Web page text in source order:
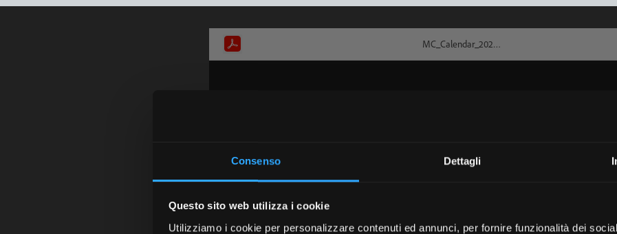
Consenso Dettagli
Questo sito web utilizza i cookie
Utilizziamo i cookie per personalizzare contenuti ed annunci, per fornire funzionalità dei